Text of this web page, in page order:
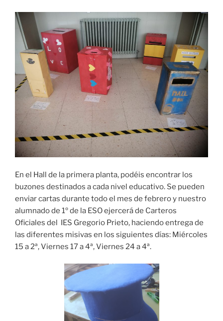
En el Hall de la primera planta, podéis encontrar los
buzones destinados a cada nivel educativo. Se pueden
enviar cartas durante todo el mes de febrero y nuestro
alumnado de 1º de la ESO ejercerá de Carteros
Oficiales del IES Gregorio Prieto, haciendo entrega de
las diferentes misivas en los siguientes días: Miércoles
15 a 2ª, Viernes 17 a 4ª, Viernes 24 a 4ª.